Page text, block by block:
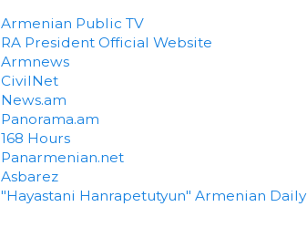
Armenian Public TV
RA President Official Website
Armnews
CivilNet
News.am
Panorama.am
168 Hours
Panarmenian.net
Asbarez
"Hayastani Hanrapetutyun" Armenian Daily